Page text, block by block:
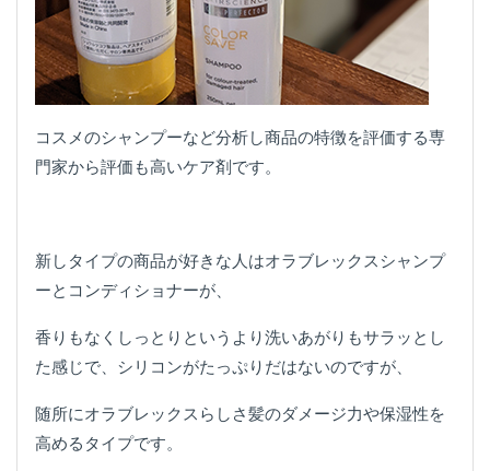
コスメのシャンプーなど分析し商品の特徴を評価する専
門家から評価も高いケア剤です。
新しタイプの商品が好きな人はオラブレックスシャンプ
ーとコンディショナーが、
香りもなくしっとりというより洗いあがりもサラッとし
た感じで、シリコンがたっぷりだはないのですが、
随所にオラブレックスらしさ髪のダメージ力や保湿性を
高めるタイプです。